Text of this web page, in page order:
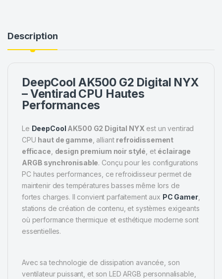
Description
DeepCool AK500 G2 Digital NYX
– Ventirad CPU Hautes
Performances
Le DeepCool AK500 G2 Digital NYX est un ventirad
CPU haut de gamme , alliant refroidissement
efficace design premium noir stylé , et éclairage
ARGB synchronisable. Conçu pour les configurations
PC hautes performances, ce refroidisseur permet de
maintenir des températures basses même lors de
fortes charges. Il convient parfaitement aux PC Gamer,
stations de création de contenu, et systèmes exigeants
où performance thermique et esthétique moderne sont
essentielles.
Avec sa technologie de dissipation avancée, son
ventilateur puissant, et son LED ARGB personnalisable,